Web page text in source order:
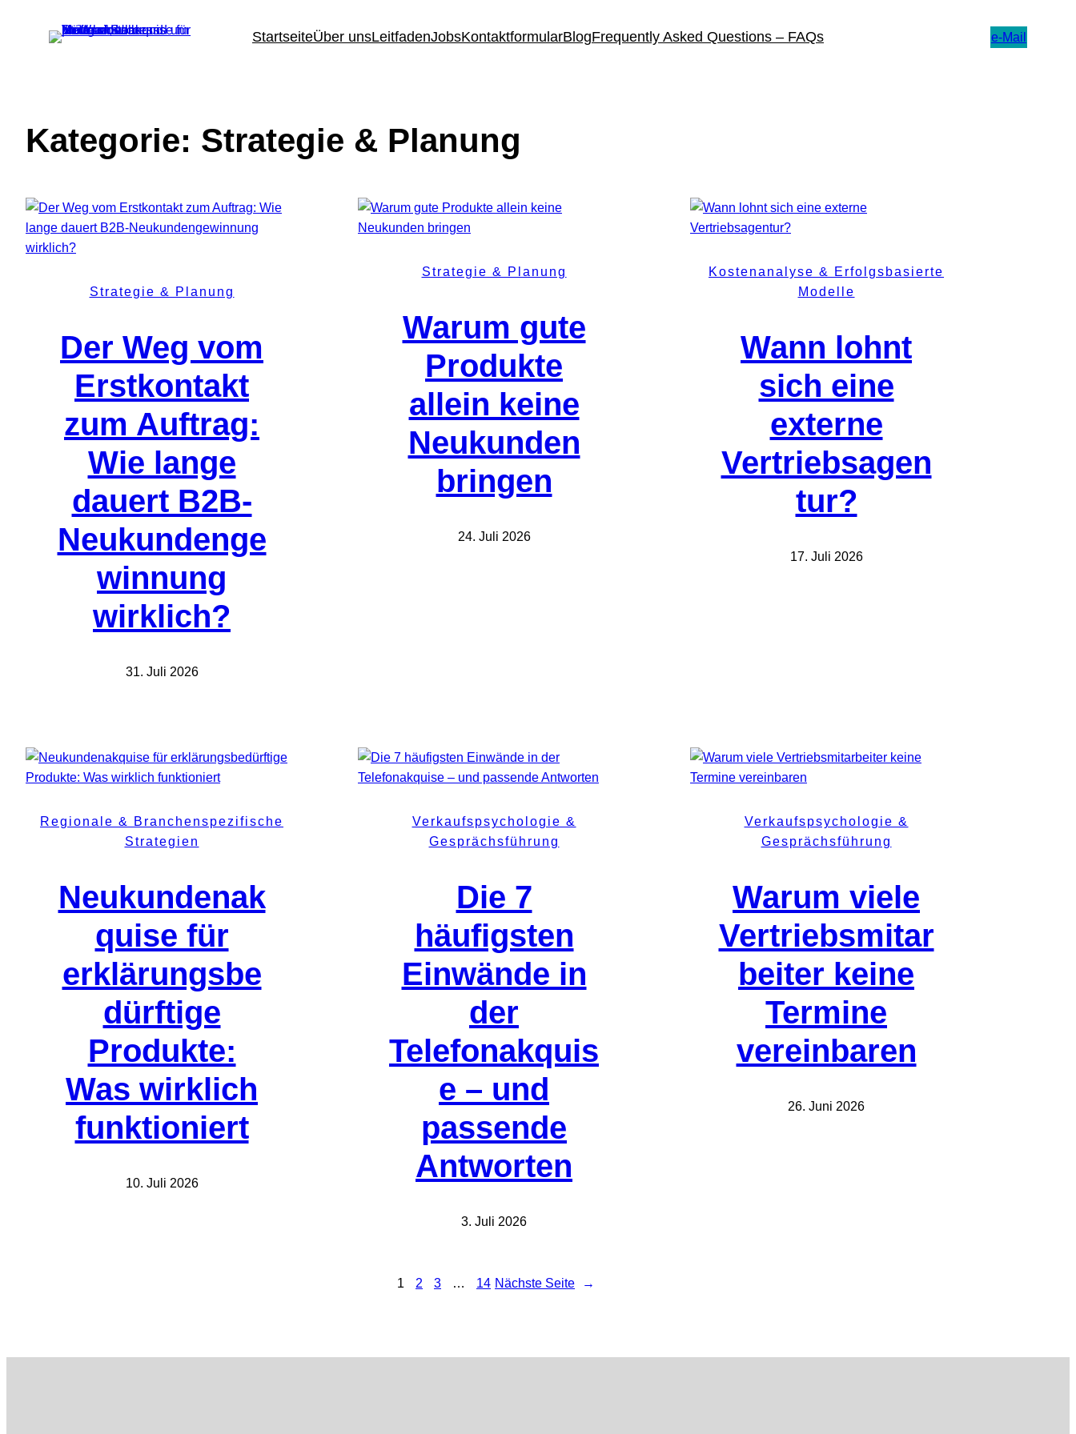
StartseiteÜber unsLeitfadenJobsKontaktformularBlogFrequently Asked Questions – FAQs e-Mail
Kategorie: Strategie & Planung
Strategie & Planung
Der Weg vom
Erstkontakt
zum Auftrag:
Wie lange
dauert B2B-
Neukundenge
winnung
wirklich?
31. Juli 2026
Strategie & Planung
Warum gute
Produkte
allein keine
Neukunden
bringen
24. Juli 2026
Kostenanalyse & Erfolgsbasierte
Modelle
Wann lohnt
sich eine
externe
Vertriebsagen
tur?
17. Juli 2026
Regionale & Branchenspezifische
Strategien
Neukundenak
quise für
erklärungsbe
dürftige
Produkte:
Was wirklich
funktioniert
10. Juli 2026
Verkaufspsychologie &
Gesprächsführung
Die 7
häufigsten
Einwände in
der
Telefonakquis
e – und
passende
Antworten
3. Juli 2026
Verkaufspsychologie &
Gesprächsführung
Warum viele
Vertriebsmitar
beiter keine
Termine
vereinbaren
26. Juni 2026
1 2 3 … 14 Nächste Seite →